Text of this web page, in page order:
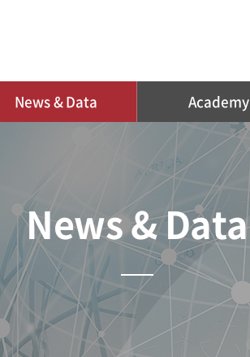
News & Data Academy
News & Data